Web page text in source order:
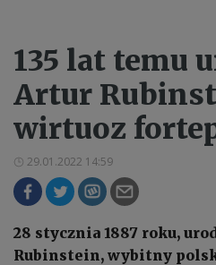
135 lat temu
Artur
wirtuoz
29.01.2022 14:59
28 stycznia 1887 roku,
Rubinstein, wybitny